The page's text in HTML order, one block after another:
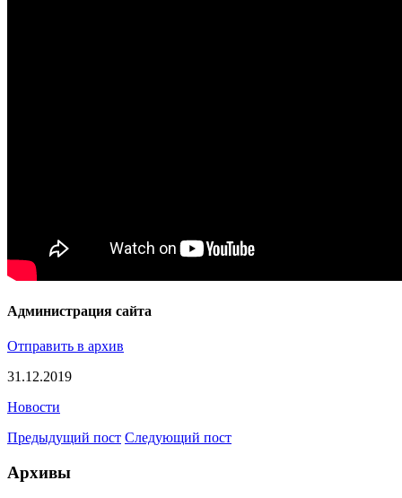
Администрация сайта
Отправить в архив
31.12.2019
Новости
Предыдущий пост Следующий пост
Архивы